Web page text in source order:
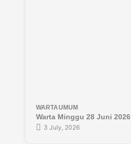
WARTAUMUM
Warta Minggu 28 Juni 2026
3 July, 2026